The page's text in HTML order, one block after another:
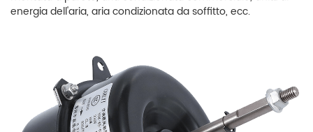
energia dell'aria, aria condizionata da soffitto, ecc.